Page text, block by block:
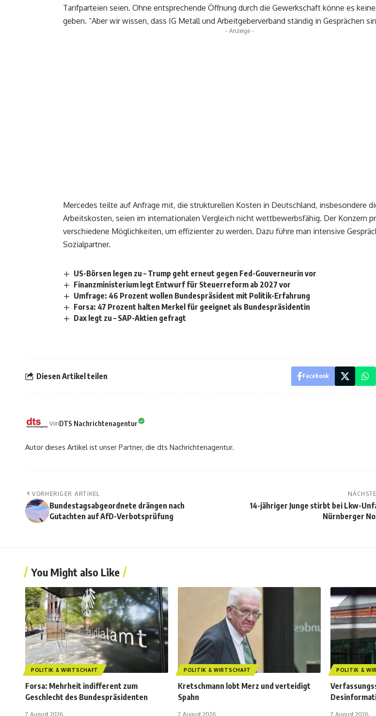
Tarifparteien seien. Ohne entsprechende Öffnung durch die Gewerkschaft könne es keine
geben. “Aber wir wissen, dass IG Metall und Arbeitgeberverband ständig in Gesprächen
- Anzeige -
Mercedes teilte auf Anfrage mit, die strukturellen Kosten in Deutschland, insbesondere
Arbeitskosten, seien im internationalen Vergleich nicht wettbewerbsfähig. Der Konzern
verschiedene Möglichkeiten, um effizienter zu werden. Dazu führe man intensive
Sozialpartner.
US-Börsen legen zu – Trump geht erneut gegen Fed-Gouverneurin vor
Finanzministerium legt Entwurf für Steuerreform ab 2027 vor
Umfrage: 46 Prozent wollen Bundespräsident mit Politik-Erfahrung
Forsa: 47 Prozent halten Merkel für geeignet als Bundespräsidentin
Dax legt zu – SAP-Aktien gefragt
Diesen Artikel teilen Facebook
VonDTS Nachrichtenagentur
Autor dieses Artikel ist unser Partner, die dts Nachrichtenagentur.
VORHERIGER ARTIKEL
Bundestagsabgeordnete drängen nach
Gutachten auf AfD-Verbotsprüfung
14-jähriger Junge stirbt bei Lkw-
Nürnberger
You Might also Like
POLITIK & WIRTSCHAFT
Forsa: Mehrheit indifferent zum
Geschlecht des Bundespräsidenten
7. August 2026
POLITIK & WIRTSCHAFT
Kretschmann lobt Merz und verteidigt
Spahn
7. August 2026
POLITIK &
7. August 2026